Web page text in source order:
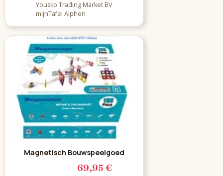
Yousko Trading Market BV
mijnTafel Alphen
Magnetisch Bouwspeelgoed
69,95 €